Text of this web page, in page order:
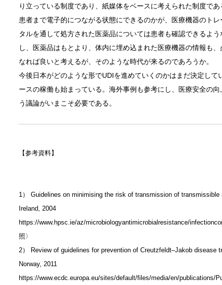
り立っている制度であり、紙媒体をベースに考えられた制度で
患者まで電子的につながる状態にできるのかが、医療機器のト
タルを通して処方された医薬品については患者も確認できるよ
し、医薬品はもとより、体内に埋め込まれた医療機器の情報も
なれば良いと考えるが、そのような時代が来るのであろうか。
今後日本がどのような形でUDIを進めていくのかはまだ決定し
ースの稼働も始まっている。海外事例も参考にし、医療安全の
う議論がいまこそ必要である。
【参考資料】
1） Guidelines on minimising the risk of transmission of
Ireland, 2004
https://www.hpsc.ie/az/microbiologyantimicrobialresistance/
照〉
2） Review of guidelines for prevention of Creutzfeldt–Jakob
Norway, 2011
https://www.ecdc.europa.eu/sites/default/files/media/en/publications/